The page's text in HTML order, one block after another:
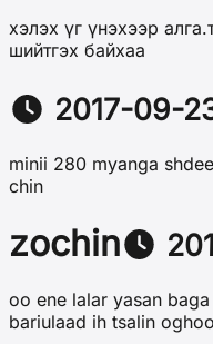
хэлэх үг үнэхээр
шийтгэх байхаа
2017-09-
minii 280 myanga
chin
zochin
oo ene lalar yasan
bariulaad ih tsalin